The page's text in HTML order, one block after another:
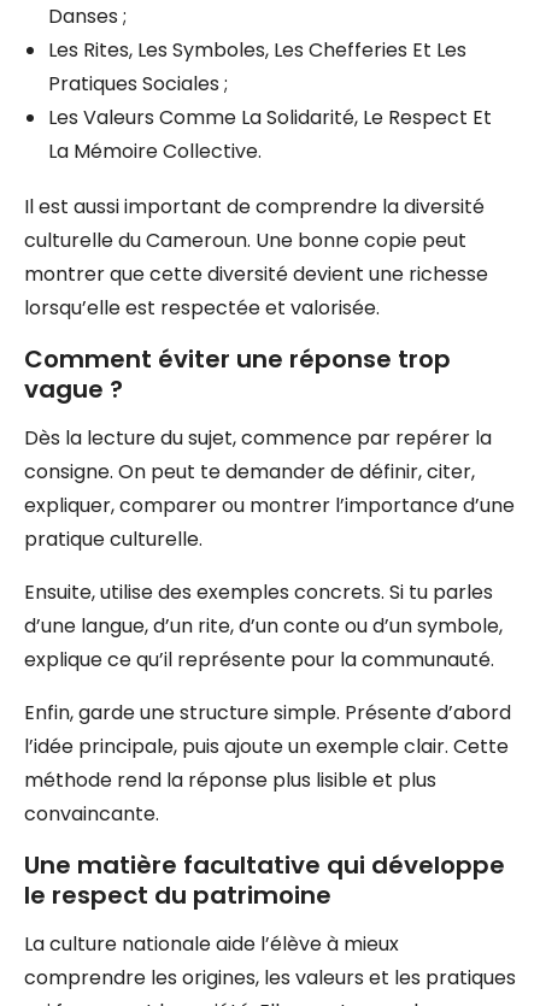
Danses ;
Les Rites, Les Symboles, Les Chefferies Et Les
Pratiques Sociales ;
Les Valeurs Comme La Solidarité, Le Respect Et
La Mémoire Collective.
Il est aussi important de comprendre la diversité
culturelle du Cameroun. Une bonne copie peut
montrer que cette diversité devient une richesse
lorsqu’elle est respectée et valorisée.
Comment éviter une réponse trop
vague ?
Dès la lecture du sujet, commence par repérer la
consigne. On peut te demander de définir, citer,
expliquer, comparer ou montrer l’importance d’une
pratique culturelle.
Ensuite, utilise des exemples concrets. Si tu parles
d’une langue, d’un rite, d’un conte ou d’un symbole,
explique ce qu’il représente pour la communauté.
Enfin, garde une structure simple. Présente d’abord
l’idée principale, puis ajoute un exemple clair. Cette
méthode rend la réponse plus lisible et plus
convaincante.
Une matière facultative qui développe
le respect du patrimoine
La culture nationale aide l’élève à mieux
comprendre les origines, les valeurs et les pratiques